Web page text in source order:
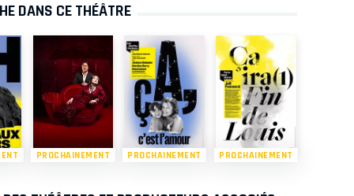
DANS CE THÉÂTRE
PROCHAINEMENT PROCHAINEMENT PROCHAINEMENT